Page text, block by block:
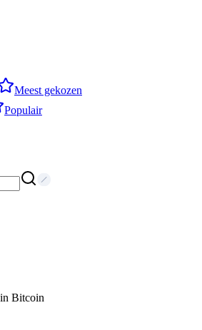
Meest gekozen
Populair
Bitcoin